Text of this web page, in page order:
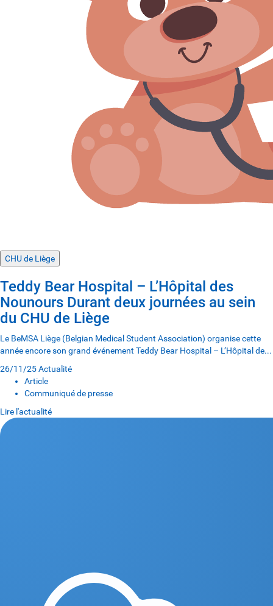
CHU de Liège
Teddy Bear Hospital – L’Hôpital des
Nounours Durant deux journées au sein
du CHU de Liège
Le BeMSA Liège (Belgian Medical Student Association) organise cette
année encore son grand événement Teddy Bear Hospital – L’Hôpital de...
26/11/25Actualité
Article
Communiqué de presse
Lire l'actualité